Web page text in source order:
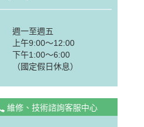
週一至週五
上午9:00～12:00
下午1:00～6:00
（國定假日休息）
維修、技術諮詢客服中心